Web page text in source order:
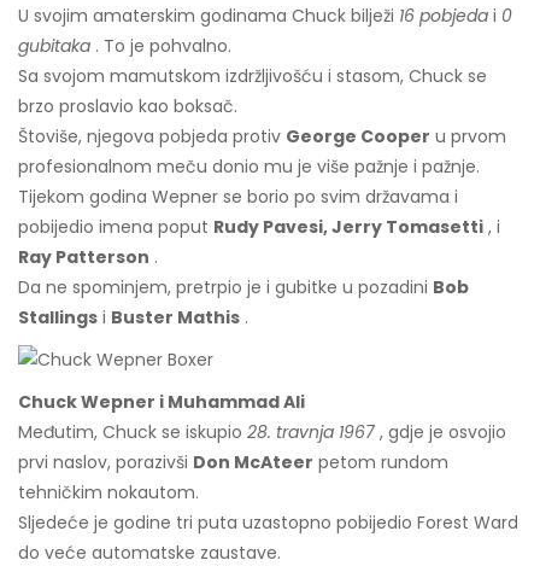
U svojim amaterskim godinama Chuck bilježi 16 pobjeda i 0
gubitaka . To je pohvalno.
Sa svojom mamutskom izdržljivošću i stasom, Chuck se
brzo proslavio kao boksač.
Štoviše, njegova pobjeda protiv George Cooper u prvom
profesionalnom meču donio mu je više pažnje i pažnje.
Tijekom godina Wepner se borio po svim državama i
pobijedio imena poput Rudy Pavesi, Jerry Tomasetti , i
Ray Patterson .
Da ne spominjem, pretrpio je i gubitke u pozadini Bob
Stallings i Buster Mathis .
Chuck Wepner i Muhammad Ali
Međutim, Chuck se iskupio 28. travnja 1967 , gdje je osvojio
prvi naslov, porazivši Don McAteer petom rundom
tehničkim nokautom.
Sljedeće je godine tri puta uzastopno pobijedio Forest Ward
do veće automatske zaustave.